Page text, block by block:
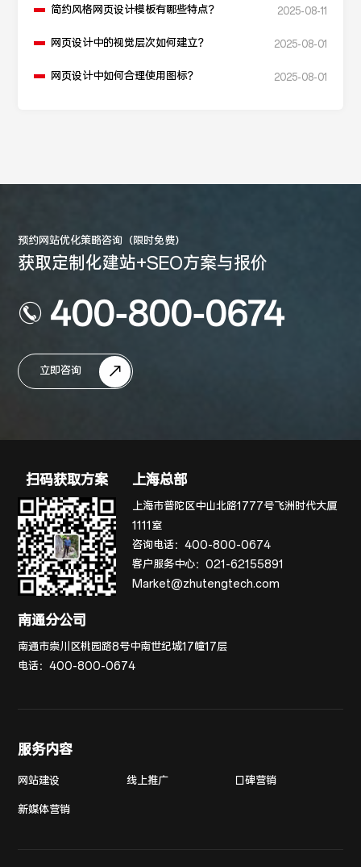
简约风格网页设计模板有哪些特点？ 2025-08-11
网页设计中的视觉层次如何建立？ 2025-08-01
网页设计中如何合理使用图标？ 2025-08-01
预约网站优化策略咨询（限时免费）
获取定制化建站+SEO方案与报价
400-800-0674
立即咨询
扫码获取方案 上海总部
上海市普陀区中山北路1777号飞洲时代大厦
1111室
咨询电话：400-800-0674
客户服务中心：021-62155891
Market@zhutengtech.com
南通分公司
南通市崇川区桃园路8号中南世纪城17幢17层
电话：400-800-0674
服务内容
网站建设 线上推广 口碑营销
新媒体营销